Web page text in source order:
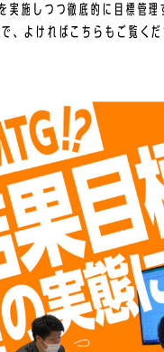
施しつつ徹底的に目標管理
、よければこちらもご覧く